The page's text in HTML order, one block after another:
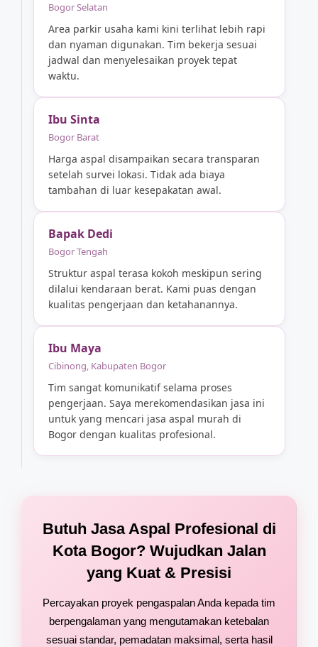
Bogor Selatan
Area parkir usaha kami kini terlihat lebih rapi
dan nyaman digunakan. Tim bekerja sesuai
jadwal dan menyelesaikan proyek tepat
waktu.
Ibu Sinta
Bogor Barat
Harga aspal disampaikan secara transparan
setelah survei lokasi. Tidak ada biaya
tambahan di luar kesepakatan awal.
Bapak Dedi
Bogor Tengah
Struktur aspal terasa kokoh meskipun sering
dilalui kendaraan berat. Kami puas dengan
kualitas pengerjaan dan ketahanannya.
Ibu Maya
Cibinong, Kabupaten Bogor
Tim sangat komunikatif selama proses
pengerjaan. Saya merekomendasikan jasa ini
untuk yang mencari jasa aspal murah di
Bogor dengan kualitas profesional.
Butuh Jasa Aspal Profesional di
Kota Bogor? Wujudkan Jalan
yang Kuat & Presisi
Percayakan proyek pengaspalan Anda kepada tim
berpengalaman yang mengutamakan ketebalan
sesuai standar, pemadatan maksimal, serta hasil